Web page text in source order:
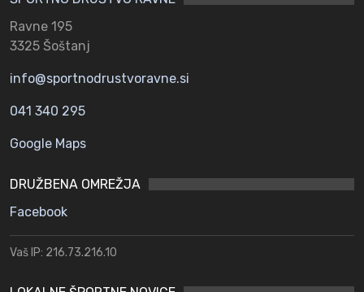
Ravne 195
3325 Šoštanj
info@sportnodrustvoravne.si
041 340 295
Google Maps
DRUŽBENA OMREŽJA
Facebook
Vaš IP: 216.73.216.10